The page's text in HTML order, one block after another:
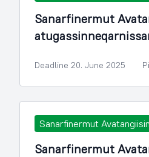
Sanarfinermut
Deadline 20. June 2025
Sanarfinermut
Sanarfinermut